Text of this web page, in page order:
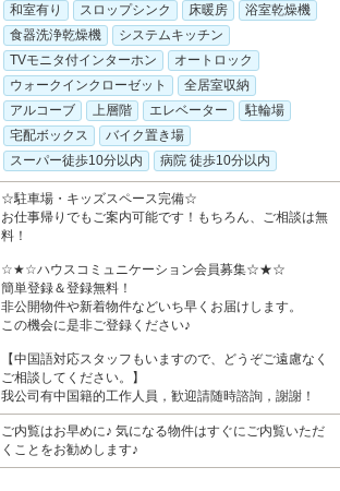
和室有り
スロップシンク 床暖房
浴室乾燥機
食器洗浄乾燥機
システムキッチン
TVモニタ付インターホン
オートロック
ウォークインクローゼット
全居室収納
アルコーブ
上層階 エレベーター
駐輪場
宅配ボックス
バイク置き場
スーパー徒歩10分以内
病院 徒歩10分以内
☆駐車場・キッズスペース完備☆
お仕事帰りでもご案内可能です！もちろん、ご相談は無
料！
☆★☆ハウスコミュニケーション会員募集☆★☆
簡単登録＆登録無料！
非公開物件や新着物件などいち早くお届けします。
この機会に是非ご登録ください♪
【中国語対応スタッフもいますので、どうぞご遠慮なく
ご相談してください。】
我公司有中国籍的工作人員，歓迎請随時諮詢，謝謝！
ご内覧はお早めに♪ 気になる物件はすぐにご内覧いただ
くことをお勧めします♪